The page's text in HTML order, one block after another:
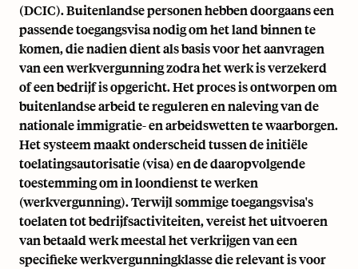
(DCIC). Buitenlandse personen hebben doorgaans een
passende toegangsvisa nodig om het land binnen te
komen, die nadien dient als basis voor het aanvragen
van een werkvergunning zodra het werk is verzekerd
of een bedrijf is opgericht. Het proces is ontworpen om
buitenlandse arbeid te reguleren en naleving van de
nationale immigratie- en arbeidswetten te waarborgen.
Het systeem maakt onderscheid tussen de initiële
toelatingsautorisatie (visa) en de daaropvolgende
toestemming om in loondienst te werken
(werkvergunning). Terwijl sommige toegangsvisa's
toelaten tot bedrijfsactiviteiten, vereist het uitvoeren
van betaald werk meestal het verkrijgen van een
specifieke werkvergunningklasse die relevant is voor